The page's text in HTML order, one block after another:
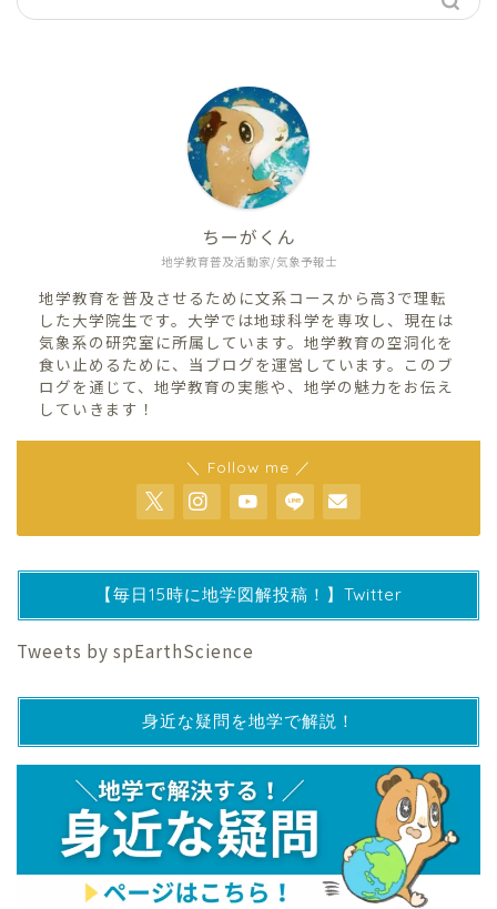
地学教育普及活動家/気象予報士
ちーがくん
地学教育を普及させるために文系コースから高3で理転
した大学院生です。大学では地球科学を専攻し、現在は
気象系の研究室に所属しています。地学教育の空洞化を
食い止めるために、当ブログを運営しています。このブ
ログを通じて、地学教育の実態や、地学の魅力をお伝え
していきます！
＼ Follow me ／
【毎日15時に地学図解投稿！】Twitter
Tweets by spEarthScience
身近な疑問を地学で解説！